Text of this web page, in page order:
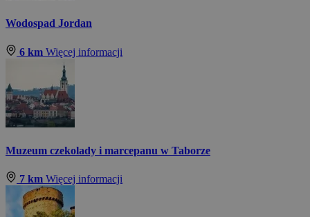
Wodospad Jordan
6 km Więcej informacji
Muzeum czekolady i marcepanu w Taborze
7 km Więcej informacji